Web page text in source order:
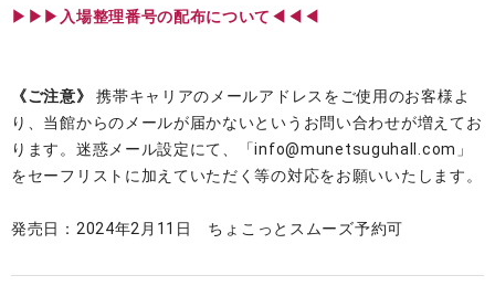
▶︎▶︎▶︎入場整理番号の配布について◀◀◀
《ご注意》
携帯キャリアのメールアドレスをご使用のお客様よ
り、当館からのメールが届かないというお問い合わせが増えてお
ります。迷惑メール設定にて、「info@munetsuguhall.com」
をセーフリストに加えていただく等の対応をお願いいたします。
発売日：2024年2月11日 ちょこっとスムーズ予約可